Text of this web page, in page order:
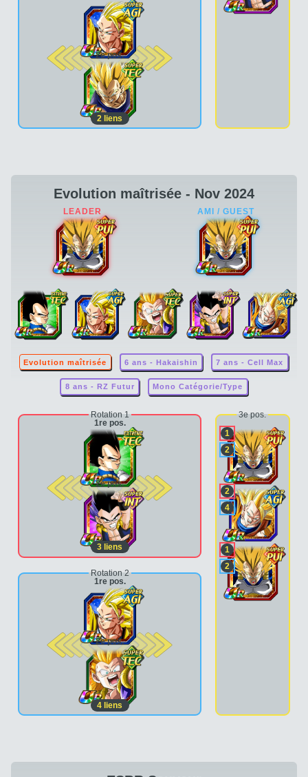
2e pos.
2 liens
Evolution maîtrisée - Nov 2024
Evolution maîtrisée 6 ans - Hakaishin 7 ans - Cell Max
8 ans - RZ Futur Mono Catégorie/Type
Rotation 1
1re pos.
2e pos.
3 liens
Rotation 2
1re pos.
2e pos.
4 liens
3e pos.
1
2
2
4
1
2